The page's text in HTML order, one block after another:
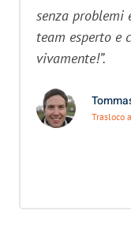
senza problemi
team esperto e
vivamente!”.
Trasloco